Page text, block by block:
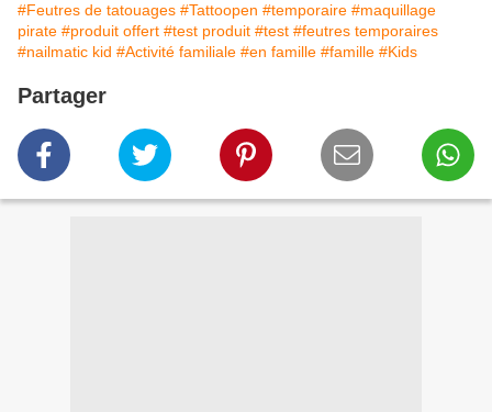
#Feutres de tatouages #Tattoopen #temporaire #maquillage
pirate #produit offert #test produit #test #feutres temporaires
#nailmatic kid #Activité familiale #en famille #famille #Kids
Partager